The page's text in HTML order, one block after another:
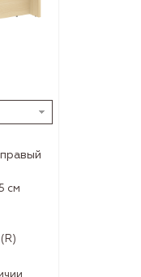
см